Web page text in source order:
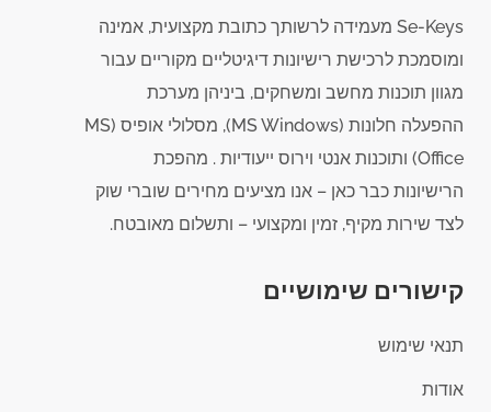
Se-Keys מעמידה לרשותך כתובת מקצועית, אמינה
ומוסמכת לרכישת רישיונות דיגיטליים מקוריים עבור
מגוון תוכנות מחשב ומשחקים, ביניהן מערכת
ההפעלה חלונות (MS Windows), מסלולי אופיס (MS
Office) ותוכנות אנטי וירוס ייעודיות . מהפכת
הרישיונות כבר כאן – אנו מציעים מחירים שוברי שוק
לצד שירות מקיף, זמין ומקצועי – ותשלום מאובטח.
קישורים שימושיים
תנאי שימוש
אודות